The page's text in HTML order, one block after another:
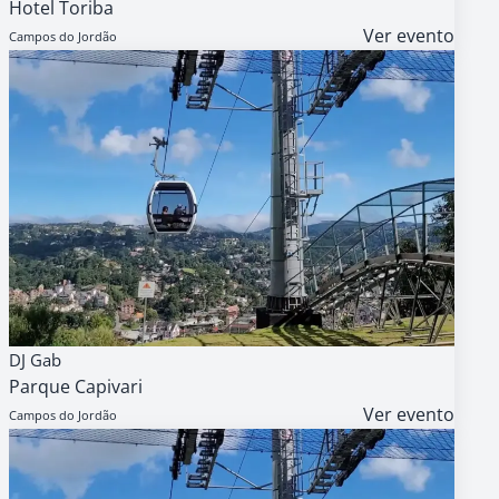
18h
Hotel Toriba
Campos do Jordão Ver evento
09
14h
AGENDA
GRATUITO
DJ Gab
Parque Capivari
Campos do Jordão Ver evento